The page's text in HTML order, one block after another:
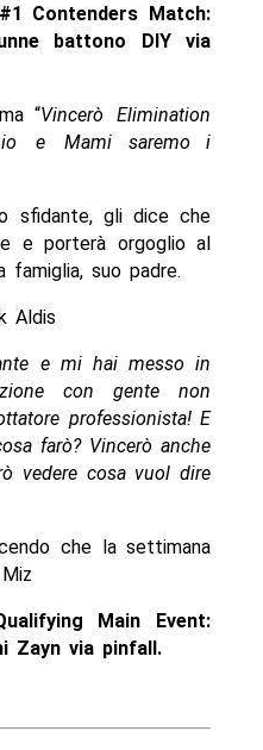
Contenders Match:
battono DIY via
“Vincerò Elimination
e Mami saremo i
sfidante, gli dice che
e porterà orgoglio al
famiglia, suo padre.
Aldis
e mi hai messo in
con gente non
professionista! E
farò? Vincerò anche
vedere cosa vuol dire
che la settimana
Main Event:
Zayn via pinfall.